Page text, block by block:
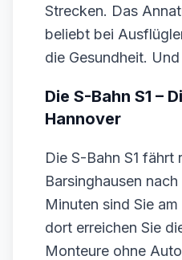
Strecken. Das
beliebt bei
die Gesundheit.
Die S-Bahn S1 –
Hannover
Die S-Bahn S1 fährt
Barsinghausen
Minuten sind Sie
dort erreichen Sie
Monteure ohne